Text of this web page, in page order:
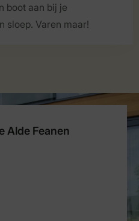
boot aan bij je
sloep. Varen maar!